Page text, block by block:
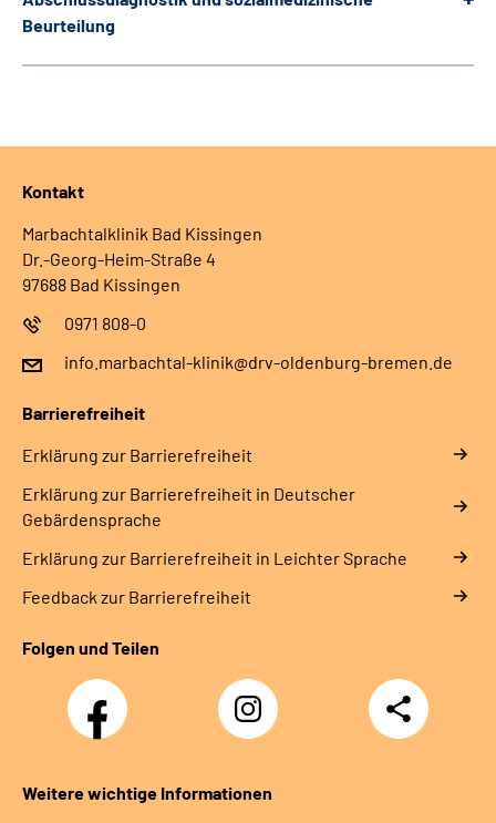
Beurteilung
Kontakt
Marbachtalklinik Bad Kissingen
Dr.-Georg-Heim-Straße 4
97688 Bad Kissingen
0971 808-0
info.marbachtal-klinik@drv-oldenburg-bremen.de
Barrierefreiheit
Erklärung zur Barrierefreiheit
Erklärung zur Barrierefreiheit in Deutscher
Gebärdensprache
Erklärung zur Barrierefreiheit in Leichter Sprache
Feedback zur Barrierefreiheit
Folgen und Teilen
Facebook Instagram
Teilen
Weitere wichtige Informationen